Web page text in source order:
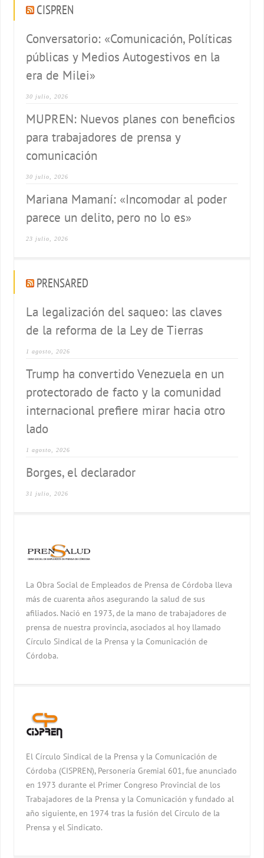
CISPREN
Conversatorio: «Comunicación, Políticas
públicas y Medios Autogestivos en la
era de Milei»
30 julio, 2026
MUPREN: Nuevos planes con beneficios
para trabajadores de prensa y
comunicación
30 julio, 2026
Mariana Mamaní: «Incomodar al poder
parece un delito, pero no lo es»
23 julio, 2026
PRENSARED
La legalización del saqueo: las claves
de la reforma de la Ley de Tierras
1 agosto, 2026
Trump ha convertido Venezuela en un
protectorado de facto y la comunidad
internacional prefiere mirar hacia otro
lado
1 agosto, 2026
Borges, el declarador
31 julio, 2026
La Obra Social de Empleados de Prensa de Córdoba lleva
más de cuarenta años asegurando la salud de sus
afiliados. Nació en 1973, de la mano de trabajadores de
prensa de nuestra provincia, asociados al hoy llamado
Círculo Sindical de la Prensa y la Comunicación de
Córdoba.
El Círculo Sindical de la Prensa y la Comunicación de
Córdoba (CISPREN), Personería Gremial 601, fue anunciado
en 1973 durante el Primer Congreso Provincial de los
Trabajadores de la Prensa y la Comunicación y fundado al
año siguiente, en 1974 tras la fusión del Círculo de la
Prensa y el Sindicato.